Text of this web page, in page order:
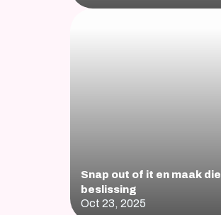
Snap out of it en maak die
beslissing
Oct 23, 2025